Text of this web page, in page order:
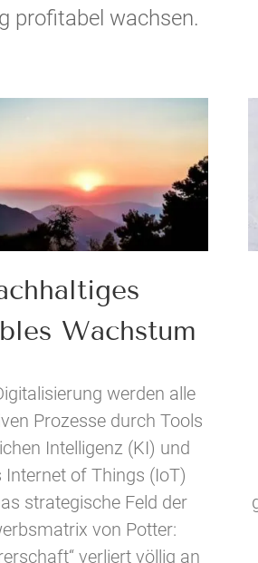
profitabel wachsen.
Wachstum
werden alle
Prozesse durch Tools
Intelligenz (KI) und
Internet of Things (IoT)
strategische Feld der
von Potter:
verliert völlig an